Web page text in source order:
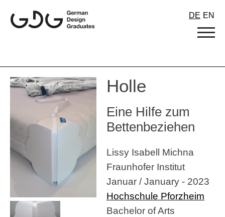
content
DE EN
Holle
Eine Hilfe zum
Bettenbeziehen
Lissy Isabell Michna
Fraunhofer Institut
Januar / January - 2023
Hochschule Pforzheim
Bachelor of Arts